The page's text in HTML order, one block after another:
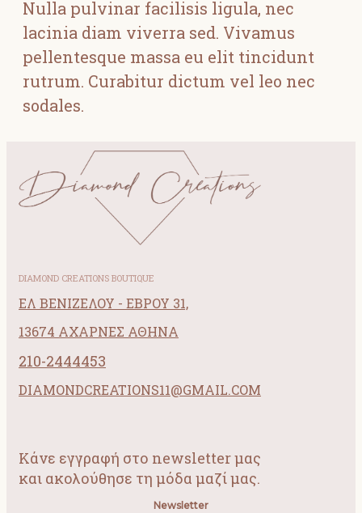
Nulla pulvinar facilisis ligula, nec
lacinia diam viverra sed. Vivamus
pellentesque massa eu elit tincidunt
rutrum. Curabitur dictum vel leo nec
sodales.
DIAMOND CREATIONS BOUTIQUE
ΕΛ ΒΕΝΙΖΕΛΟΥ - ΕΒΡΟΥ 31,
13674 ΑΧΑΡΝΕΣ ΑΘΗΝΑ
210-2444453
DIAMONDCREATIONS11@GMAIL.COM
Κάνε εγγραφή στο newsletter μας
και ακολούθησε τη μόδα μαζί μας.
Newsletter